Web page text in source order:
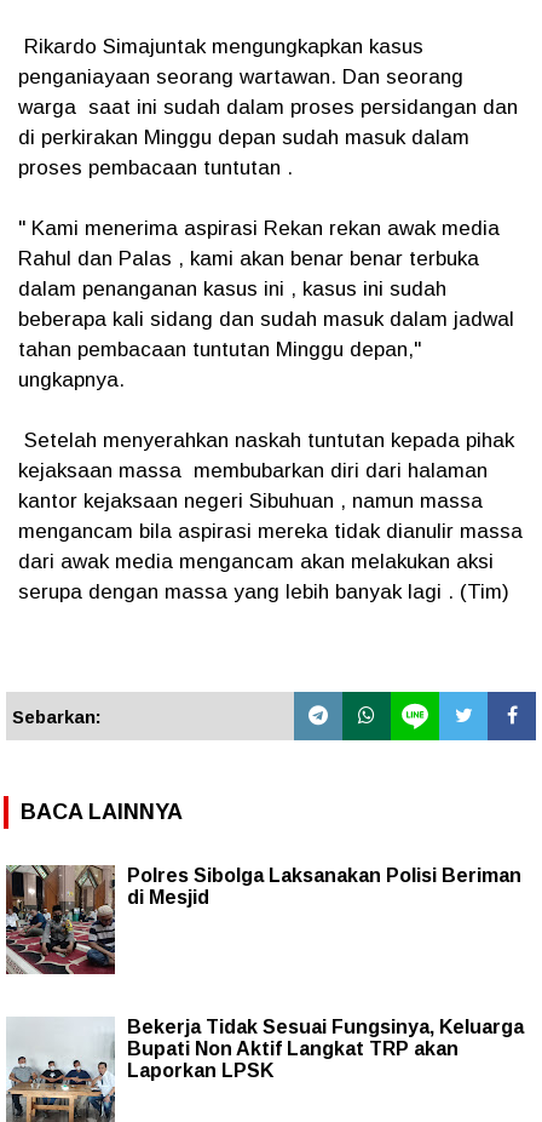
Rikardo Simajuntak mengungkapkan kasus
penganiayaan seorang wartawan. Dan seorang
warga saat ini sudah dalam proses persidangan dan
di perkirakan Minggu depan sudah masuk dalam
proses pembacaan tuntutan .
" Kami menerima aspirasi Rekan rekan awak media
Rahul dan Palas , kami akan benar benar terbuka
dalam penanganan kasus ini , kasus ini sudah
beberapa kali sidang dan sudah masuk dalam jadwal
tahan pembacaan tuntutan Minggu depan,"
ungkapnya.
Setelah menyerahkan naskah tuntutan kepada pihak
kejaksaan massa membubarkan diri dari halaman
kantor kejaksaan negeri Sibuhuan , namun massa
mengancam bila aspirasi mereka tidak dianulir massa
dari awak media mengancam akan melakukan aksi
serupa dengan massa yang lebih banyak lagi . (Tim)
Sebarkan:
BACA LAINNYA
Polres Sibolga Laksanakan Polisi Beriman
di Mesjid
Bekerja Tidak Sesuai Fungsinya, Keluarga
Bupati Non Aktif Langkat TRP akan
Laporkan LPSK